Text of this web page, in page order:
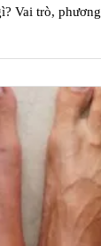
Vai trò,